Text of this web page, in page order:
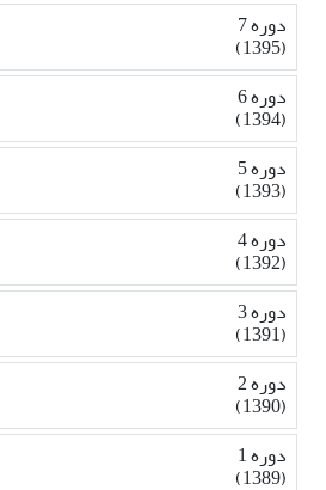
دوره 7
(1395)
دوره 6
(1394)
دوره 5
(1393)
دوره 4
(1392)
دوره 3
(1391)
دوره 2
(1390)
دوره 1
(1389)